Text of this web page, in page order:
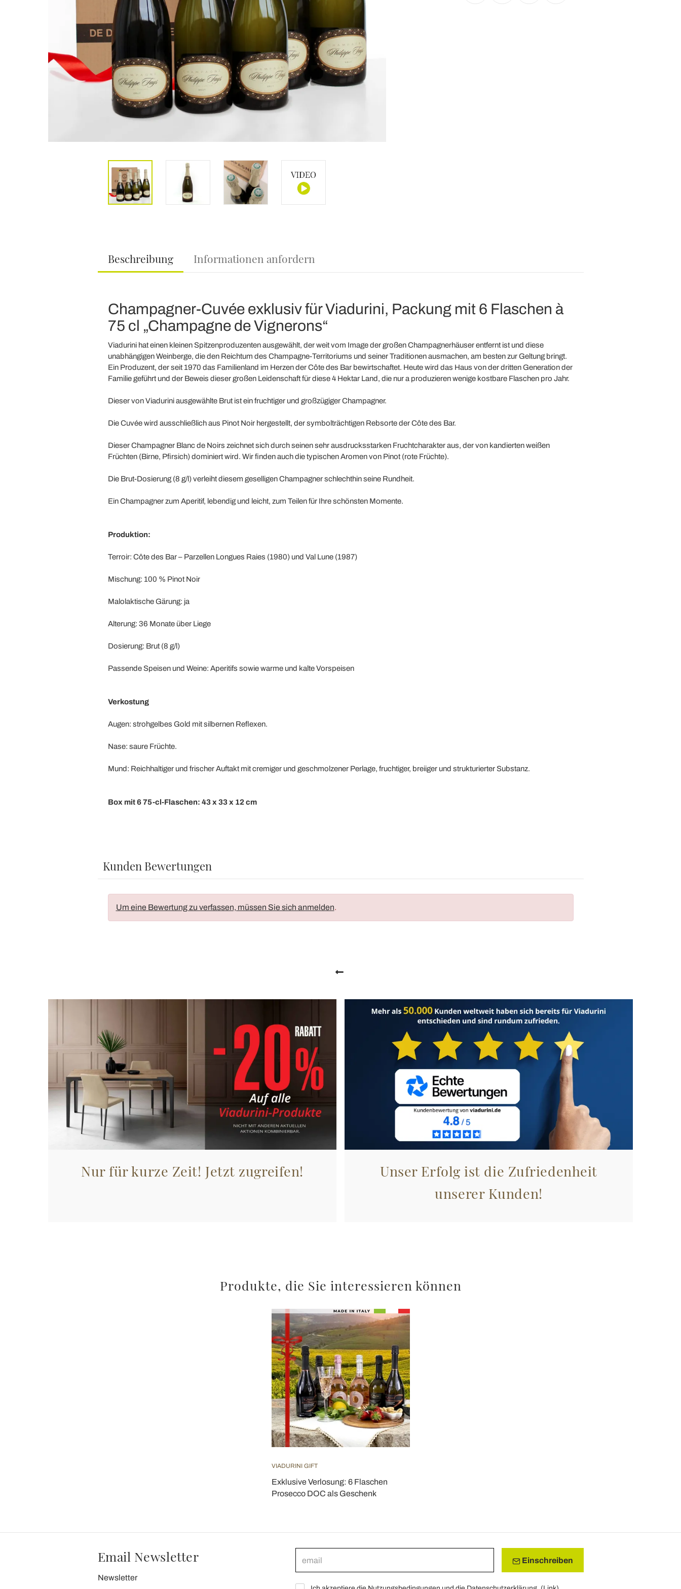
Beschreibung Informationen anfordern
Champagner-Cuvée exklusiv für Viadurini, Packung mit 6 Flaschen à
75 cl „Champagne de Vignerons“
Viadurini hat einen kleinen Spitzenproduzenten ausgewählt, der weit vom Image der großen Champagnerhäuser entfernt ist und diese
unabhängigen Weinberge, die den Reichtum des Champagne-Territoriums und seiner Traditionen ausmachen, am besten zur Geltung bringt.
Ein Produzent, der seit 1970 das Familienland im Herzen der Côte des Bar bewirtschaftet. Heute wird das Haus von der dritten Generation der
Familie geführt und der Beweis dieser großen Leidenschaft für diese 4 Hektar Land, die nur a produzieren wenige kostbare Flaschen pro Jahr.
Dieser von Viadurini ausgewählte Brut ist ein fruchtiger und großzügiger Champagner.
Die Cuvée wird ausschließlich aus Pinot Noir hergestellt, der symbolträchtigen Rebsorte der Côte des Bar.
Dieser Champagner Blanc de Noirs zeichnet sich durch seinen sehr ausdrucksstarken Fruchtcharakter aus, der von kandierten weißen
Früchten (Birne, Pfirsich) dominiert wird. Wir finden auch die typischen Aromen von Pinot (rote Früchte).
Die Brut-Dosierung (8 g/l) verleiht diesem geselligen Champagner schlechthin seine Rundheit.
Ein Champagner zum Aperitif, lebendig und leicht, zum Teilen für Ihre schönsten Momente.
Produktion:
Terroir: Côte des Bar – Parzellen Longues Raies (1980) und Val Lune (1987)
Mischung: 100 % Pinot Noir
Malolaktische Gärung: ja
Alterung: 36 Monate über Liege
Dosierung: Brut (8 g/l)
Passende Speisen und Weine: Aperitifs sowie warme und kalte Vorspeisen
Verkostung
Augen: strohgelbes Gold mit silbernen Reflexen.
Nase: saure Früchte.
Mund: Reichhaltiger und frischer Auftakt mit cremiger und geschmolzener Perlage, fruchtiger, breiiger und strukturierter Substanz.
Box mit 6 75-cl-Flaschen: 43 x 33 x 12 cm
Kunden Bewertungen
Um eine Bewertung zu verfassen, müssen Sie sich anmelden.
Nur für kurze Zeit! Jetzt zugreifen!
Unser Erfolg ist die Zufriedenheit
unserer Kunden!
Produkte, die Sie interessieren können
VIADURINI GIFT
Exklusive Verlosung: 6 Flaschen
Prosecco DOC als Geschenk
Email Newsletter
Newsletter
Einschreiben